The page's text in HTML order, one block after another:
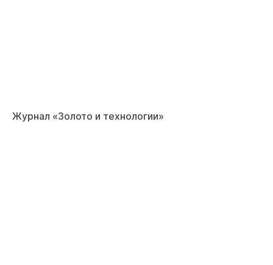
Журнал «Золото и технологии»